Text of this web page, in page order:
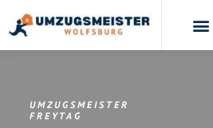
UMZUGSMEISTER
FREYTAG